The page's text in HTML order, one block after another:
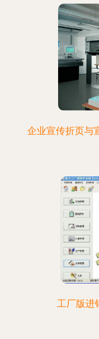
企业宣传折页与
工厂版进